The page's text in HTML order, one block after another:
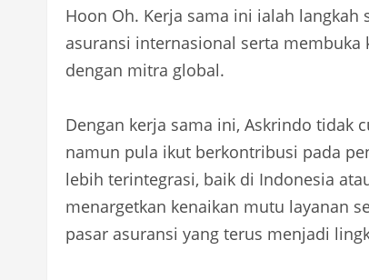
Hoon Oh. Kerja sama ini ialah
asuransi internasional serta
dengan mitra global.
Dengan kerja sama ini, Askrindo tidak
namun pula ikut berkontribusi pada
lebih terintegrasi, baik di Indonesia
menargetkan kenaikan mutu layanan
pasar asuransi yang terus menjadi